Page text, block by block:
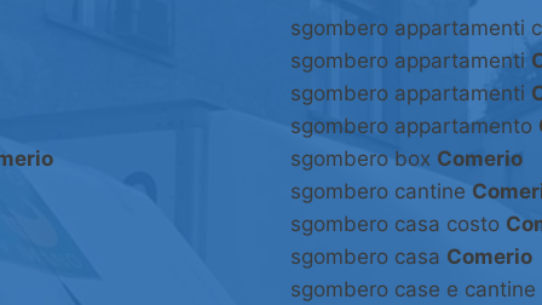
sgombero appartamenti
sgombero appartamenti
sgombero appartamenti
sgombero appartamento
sgombero box Comerio
sgombero cantine
sgombero casa costo
sgombero casa Comerio
sgombero case e cantine